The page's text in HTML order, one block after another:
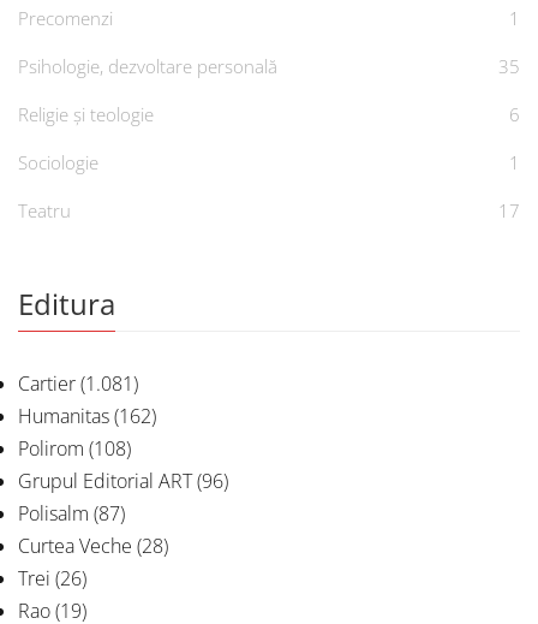
Precomenzi
1
Psihologie, dezvoltare personală
35
Religie și teologie
6
Sociologie
1
Teatru
17
Editura
Cartier(1.081)
Humanitas(162)
Polirom (108)
Grupul Editorial ART(96)
Polisalm (87)
Curtea Veche (28)
Trei (26)
Rao(19)